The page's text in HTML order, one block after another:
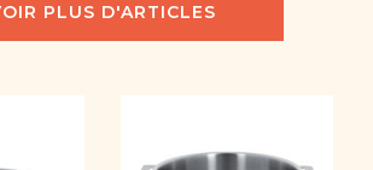
PLUS D'ARTICLES